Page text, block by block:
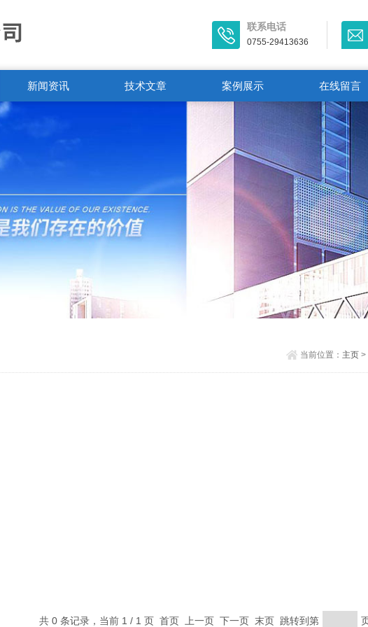
联系电话
0755-29413636
新闻资讯 技术文章 案例展示 在线留言
当前位置： 主页>
共 0 条记录，当前 1 / 1 页 首页 上一页 下一页 末页 跳转到第